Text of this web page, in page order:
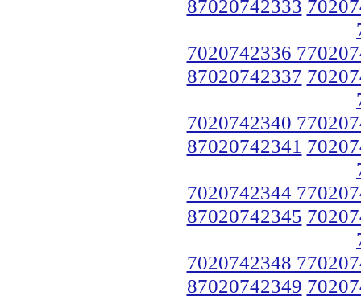
87020742333
7020742336
87020742337
7020742340
87020742341
7020742344
87020742345
7020742348
87020742349